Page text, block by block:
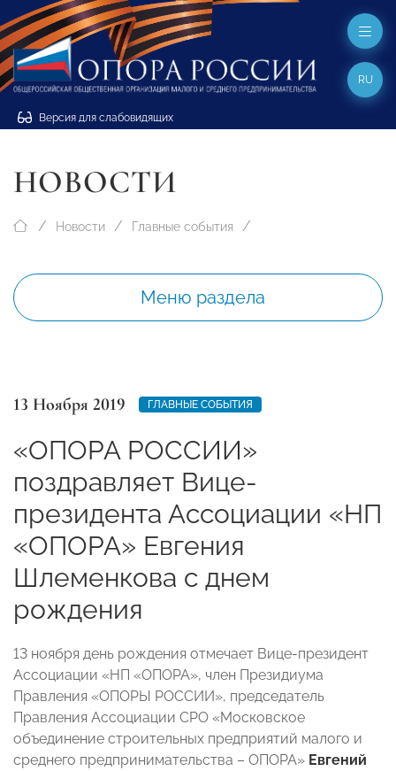
Версия для слабовидящих
RU
НОВОСТИ
Новости Главные события
Меню раздела
13 Ноября 2019 ГЛАВНЫЕ СОБЫТИЯ
«ОПОРА РОССИИ»
поздравляет Вице-
президента Ассоциации «НП
«ОПОРА» Евгения
Шлеменкова с днем
рождения
13 ноября день рождения отмечает Вице-президент
Ассоциации «НП «ОПОРА», член Президиума
Правления «ОПОРЫ РОССИИ», председатель
Правления Ассоциации СРО «Московское
объединение строительных предприятий малого и
среднего предпринимательства – ОПОРА» Евгений